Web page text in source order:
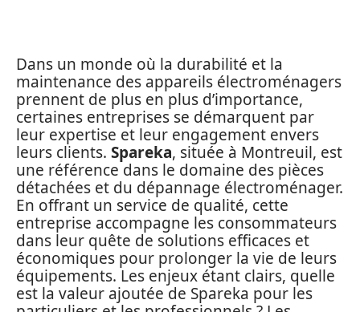
Dans un monde où la durabilité et la
maintenance des appareils électroménagers
prennent de plus en plus d’importance,
certaines entreprises se démarquent par
leur expertise et leur engagement envers
leurs clients. Spareka, située à Montreuil, est
une référence dans le domaine des pièces
détachées et du dépannage électroménager.
En offrant un service de qualité, cette
entreprise accompagne les consommateurs
dans leur quête de solutions efficaces et
économiques pour prolonger la vie de leurs
équipements. Les enjeux étant clairs, quelle
est la valeur ajoutée de Spareka pour les